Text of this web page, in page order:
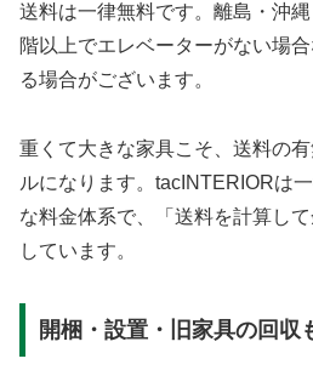
送料は一律無料です。離島・沖
階以上でエレベーターがない場
る場合がございます。
重くて大きな家具こそ、送料の
ルになります。tacINTERIORは
な料金体系で、「送料を計算し
しています。
開梱・設置・旧家具の回収